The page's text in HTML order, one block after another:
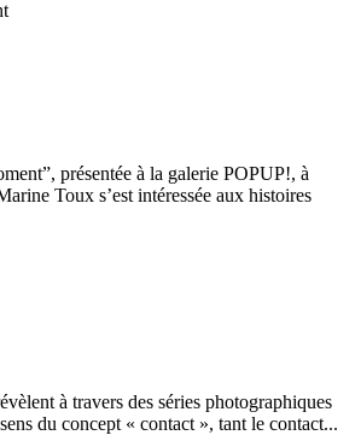
présentée à la galerie POPUP!, à
Toux s’est intéressée aux histoires
à travers des séries photographiques
du concept « contact », tant le contact...